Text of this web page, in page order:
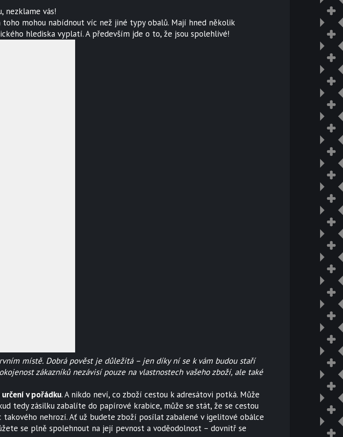
nezklame vás!
mohou nabídnout víc než jiné typy obalů. Mají hned několik
hlediska vyplatí. A především jde o to, že jsou spolehlivé!
místě. Dobrá pověst je důležitá – jen díky ní se k vám budou staří
zákazníků nezávisí pouze na vlastnostech vašeho zboží, ale také
v pořádku. A nikdo neví, co zboží cestou k adresátovi potká. Může
tedy zásilku zabalíte do papírové krabice, může se stát, že se cestou
nehrozí. Ať už budete zboží posílat zabalené v igelitové obálce
se plně spolehnout na její pevnost a voděodolnost – dovnitř se